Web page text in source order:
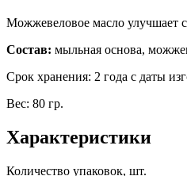
Можжевеловое масло улучшает
Состав: мыльная основа,
Срок хранения: 2 года с даты
Вес: 80 гр.
Характеристики
Количество упаковок, шт.